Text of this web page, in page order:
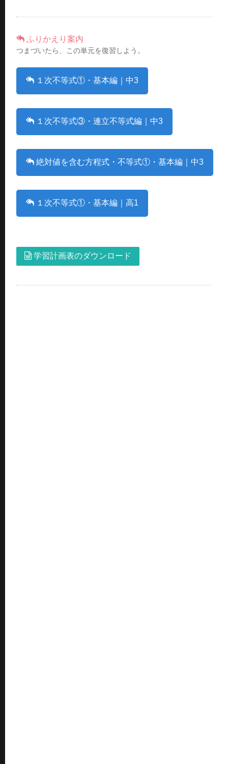
ふりかえり案内
つまづいたら、この単元を復習しよう。
１次不等式①・基本編｜中3
１次不等式③・連立不等式編｜中3
絶対値を含む方程式・不等式①・基本編｜中3
１次不等式①・基本編｜高1
学習計画表のダウンロード